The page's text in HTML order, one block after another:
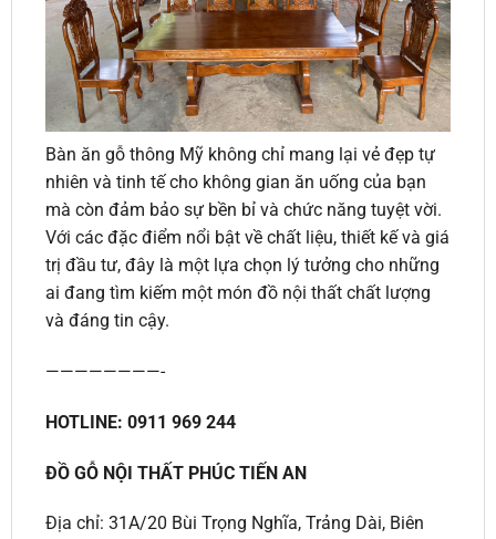
Bàn ăn gỗ thông Mỹ không chỉ mang lại vẻ đẹp tự
nhiên và tinh tế cho không gian ăn uống của bạn
mà còn đảm bảo sự bền bỉ và chức năng tuyệt vời.
Với các đặc điểm nổi bật về chất liệu, thiết kế và giá
trị đầu tư, đây là một lựa chọn lý tưởng cho những
ai đang tìm kiếm một món đồ nội thất chất lượng
và đáng tin cậy.
————————-
HOTLINE: 0911 969 244
ĐỒ GỖ NỘI THẤT PHÚC TIẾN AN
Địa chỉ: 31A/20 Bùi Trọng Nghĩa, Trảng Dài, Biên